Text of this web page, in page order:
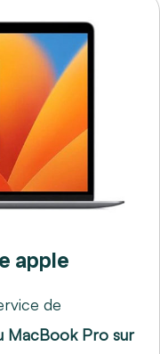
apple
de
MacBook Pro sur